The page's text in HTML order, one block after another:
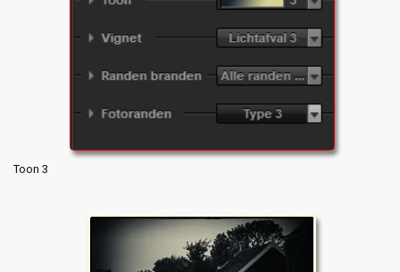
Toon 3